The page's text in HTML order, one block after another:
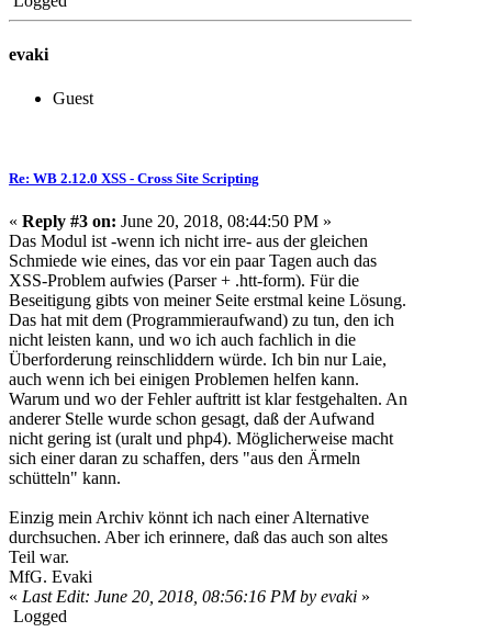
evaki
Guest
Re: WB 2.12.0 XSS - Cross Site Scripting
« Reply #3 on: June 20, 2018, 08:44:50 PM »
Das Modul ist -wenn ich nicht irre- aus der gleichen
Schmiede wie eines, das vor ein paar Tagen auch das
XSS-Problem aufwies (Parser + .htt-form). Für die
Beseitigung gibts von meiner Seite erstmal keine Lösung.
Das hat mit dem (Programmieraufwand) zu tun, den ich
nicht leisten kann, und wo ich auch fachlich in die
Überforderung reinschliddern würde. Ich bin nur Laie,
auch wenn ich bei einigen Problemen helfen kann.
Warum und wo der Fehler auftritt ist klar festgehalten. An
anderer Stelle wurde schon gesagt, daß der Aufwand
nicht gering ist (uralt und php4). Möglicherweise macht
sich einer daran zu schaffen, ders "aus den Ärmeln
schütteln" kann.
Einzig mein Archiv könnt ich nach einer Alternative
durchsuchen. Aber ich erinnere, daß das auch son altes
Teil war.
MfG. Evaki
« Last Edit: June 20, 2018, 08:56:16 PM by evaki »
Logged